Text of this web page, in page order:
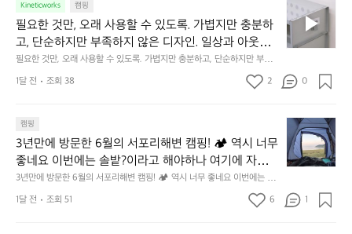
인
차
안
서
도
구
나
잠
에
기
까
는 균형감에서 출발했습니다.  그중에서도 슬림함에 철
저히 집착했습니다. 튼튼한 내구도와 넉넉한 수납력을
해치치 않는 선에서, 가장 가볍고 얇게 설계했습니다.
이 디자인과 사용감은, 꼭 직접 손으로 만져보며 경험
해 보시기를 바랍니다.
철저히 집착했습니다. 튼튼한 내구도와 넉넉한 수납력을 해치치 않는 선에
서, 가장 가볍고 얇게 설계했습니다.  이 디자인과 사용감은, 꼭 직접 손으로
만져보며 경험해 보시기를 바랍니다.
0
년
이
넘
군
지
의
초
기
품
Kineticworks 캠핑
필요한 것만, 오래 사용할 수 있도록. 가볍지만 충분하
고, 단순하지만 부족하지 않은 디자인. 일상과 아웃도
어의 경계를 자연스럽게 이어주는 RIDGE MOUNTAIN
GEAR. 키네틱웍스에서 만나보세요.
필요한 것만, 오래 사용할 수 있도록. 가볍지만 충분하고, 단순하지만 부족하
지 않은 디자인. 일상과 아웃도어의 경계를 자연스럽게 이어주는 RIDGE M
OUNTAIN GEAR. 키네틱웍스에서 만나보세요.
필
요
한
것
오
용
할
수
있
록.
1달 전 조회 38 2 0
캠핑
3년만에 방문한 6월의 서포리해변 캠핑! 🏕 역시 너무
좋네요 이번에는 솔밭?이라고 해야하나 여기에 자리를
잡았는데 정말 시원하고 경치도 좋네요  서해치고 물도
맑은편, 아이들도 놀기 좋고 1박 2일은 넘 짧게 느껴지
네요  .1박 1동 1만원 (수금은 7시쯤, 동네에서 관리) .수
3년만에 방문한 6월의 서포리해변 캠핑! 🏕 역시 너무 좋네요 이번에는 솔
밭?이라고 해야하나 여기에 자리를 잡았는데 정말 시원하고 경치도 좋네요
서해치고 물도 맑은편, 아이들도 놀기 좋고 1박 2일은 넘 짧게 느껴지네요  .
년
만
에
문
1달 전 조회 51 6 1